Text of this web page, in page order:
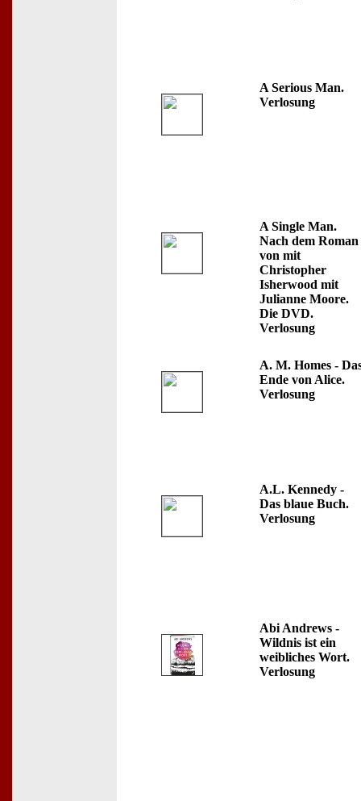
A Serious Man.
Verlosung
A Single Man.
Nach dem Roman
von mit
Christopher
Isherwood mit
Julianne Moore.
Die DVD.
Verlosung
A. M. Homes -
Ende von Alice.
Verlosung
A.L. Kennedy -
Das blaue Buch.
Verlosung
Abi Andrews -
Wildnis ist ein
weibliches Wort.
Verlosung